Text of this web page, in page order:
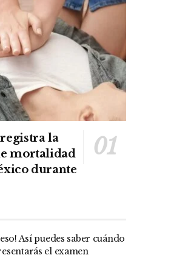
la
mortalidad
durante
Así puedes saber cuándo
el examen